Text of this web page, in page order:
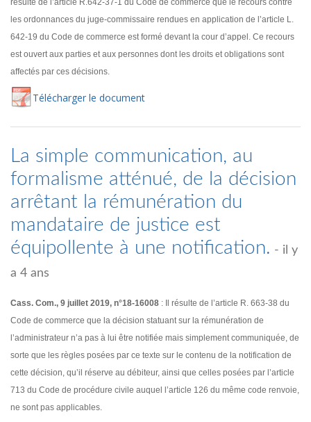
résulte de l’article R.642-37-1 du Code de commerce que le recours contre
les ordonnances du juge-commissaire rendues en application de l’article L.
642-19 du Code de commerce est formé devant la cour d’appel. Ce recours
est ouvert aux parties et aux personnes dont les droits et obligations sont
affectés par ces décisions.
Télécharger le document
La simple communication, au
formalisme atténué, de la décision
arrêtant la rémunération du
mandataire de justice est
équipollente à une notification. - il y
a 4 ans
Cass. Com., 9 juillet 2019, n°18-16008 : Il résulte de l’article R. 663-38 du
Code de commerce que la décision statuant sur la rémunération de
l’administrateur n’a pas à lui être notifiée mais simplement communiquée, de
sorte que les règles posées par ce texte sur le contenu de la notification de
cette décision, qu’il réserve au débiteur, ainsi que celles posées par l’article
713 du Code de procédure civile auquel l’article 126 du même code renvoie,
ne sont pas applicables.